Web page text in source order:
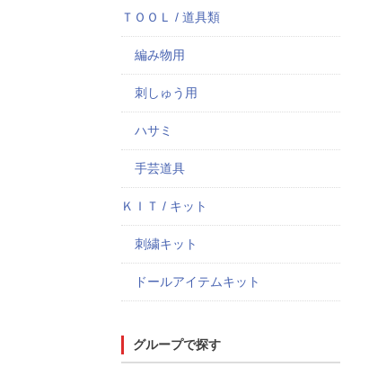
ＴＯＯＬ / 道具類
編み物用
刺しゅう用
ハサミ
手芸道具
ＫＩＴ / キット
刺繍キット
ドールアイテムキット
グループで探す